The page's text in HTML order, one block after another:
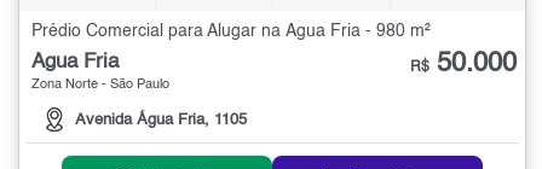
Prédio Comercial para Alugar na Água Fria - 980 m²
Água Fria
Zona Norte - São Paulo
Avenida Água Fria, 1105
R$ 50.000